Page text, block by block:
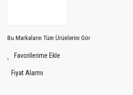
Bu Markaların Tüm Ürünlerini Gör
Fiyat Alarmı